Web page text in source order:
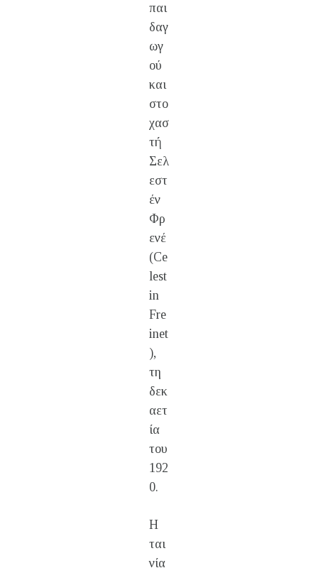
παι
δαγ
ωγ
ού
και
στο
χασ
τή
Σελ
εστ
έν
Φρ
ενέ
(Ce
lest
in
Fre
inet
),
τη
δεκ
αετ
ία
του
192
0.
Η
ται
νία